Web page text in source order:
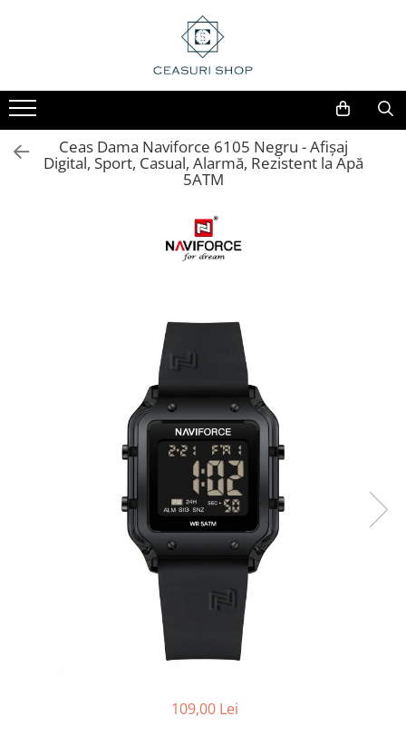
Ceas Dama Naviforce 6105 Negru - Afișaj
Digital, Sport, Casual, Alarmă, Rezistent la Apă
5ATM
109,00 Lei